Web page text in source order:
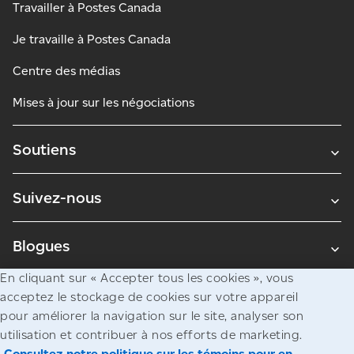
Travailler à Postes Canada
Je travaille à Postes Canada
Centre des médias
Mises à jour sur les négociations
Soutiens
Suivez-nous
Blogues
Avis juridiques
Confidentialité
En cliquant sur « Accepter tous les cookies », vous
acceptez le stockage de cookies sur votre appareil
pour améliorer la navigation sur le site, analyser son
utilisation et contribuer à nos efforts de marketing.